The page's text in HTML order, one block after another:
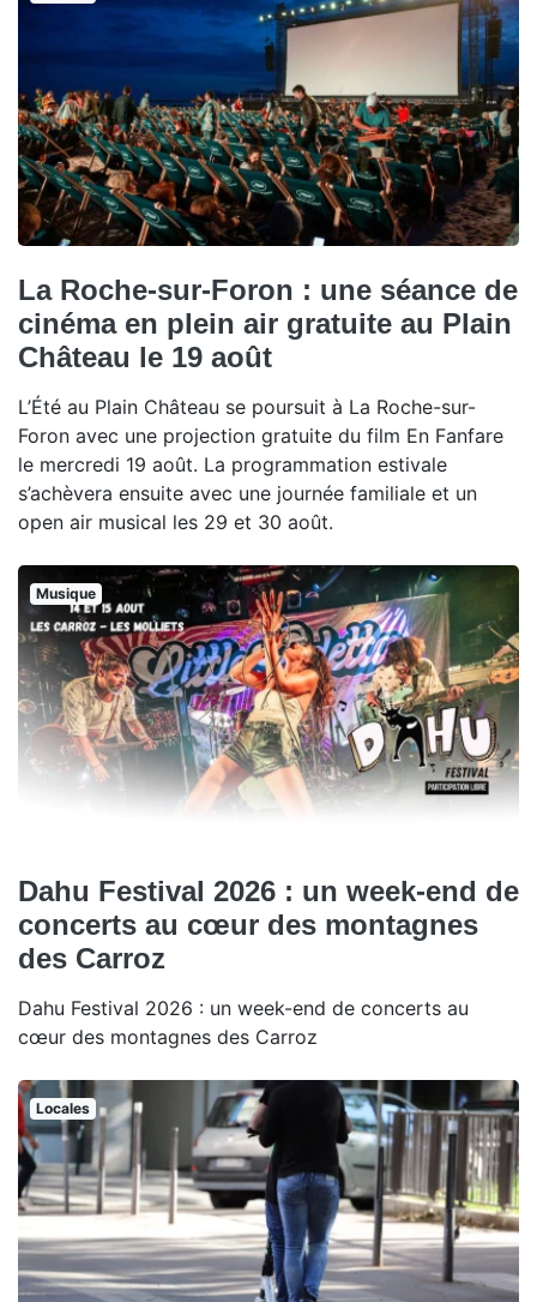
La Roche-sur-Foron : une séance de
cinéma en plein air gratuite au Plain
Château le 19 août
L’Été au Plain Château se poursuit à La Roche-sur-
Foron avec une projection gratuite du film En Fanfare
le mercredi 19 août. La programmation estivale
s’achèvera ensuite avec une journée familiale et un
open air musical les 29 et 30 août.
Musique
Dahu Festival 2026 : un week-end de
concerts au cœur des montagnes
des Carroz
Dahu Festival 2026 : un week-end de concerts au
cœur des montagnes des Carroz
Locales